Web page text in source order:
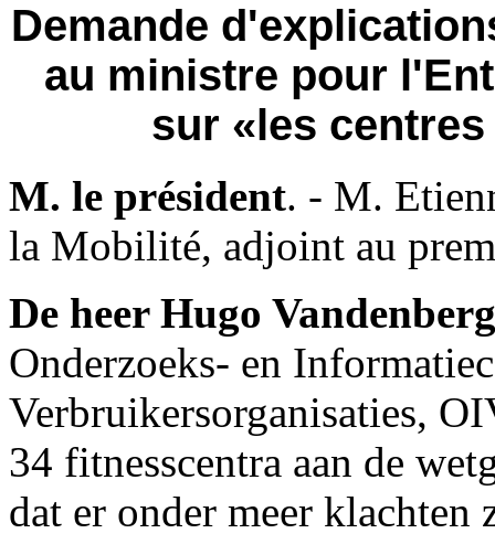
Demande
au ministre pour
sur «les centres
M. le président. - M.
la Mobilité, adjoint au
De heer Hugo
Onderzoeks- en
Verbruikersorganisaties,
34 fitnesscentra aan de
dat er onder meer